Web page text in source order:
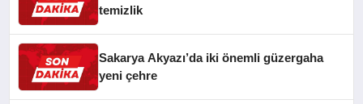
temizlik
Sakarya Akyazı’da iki önemli güzergaha
yeni çehre